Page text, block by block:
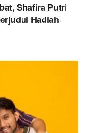
Shafira Putri
Hadiah